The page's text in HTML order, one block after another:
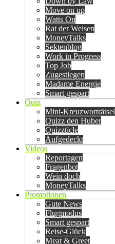
Move on up
Watts On
Rat der Weisen
MoneyTalks
Sektenblog
Work in Progress
Top Job
Zugestiegen
Madame Energie
Smart gespart
Quiz
Mini-Kreuzworträtsel
Quizz den Huber
Quizzticle
Aufgedeckt
Videos
Reportagen
Fragenbot
Wein doch
MoneyTalks
Promotionen
Gute News
Flugmodus
Smart gespart
Reise-Glück
Meat & Greet